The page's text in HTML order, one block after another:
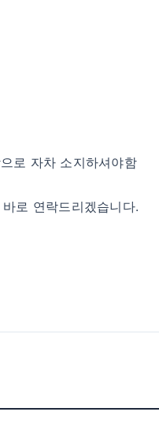
로 자차 소지하셔야함
로 연락드리겠습니다.